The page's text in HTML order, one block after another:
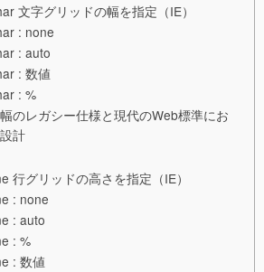
文字グリッドの幅を指定（IE）
: none
: auto
: 数値
: %
のレガシー仕様と現代のWeb標準にお
計
行グリッドの高さを指定（IE）
: none
: auto
: %
: 数値